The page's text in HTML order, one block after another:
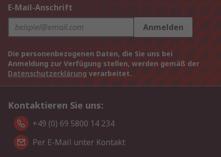
E-Mail-Anschrift
Anmelden
Die personenbezogenen Daten, die Sie uns bei
Anmeldung zur Verfügung stellen, werden gemäß der
Datenschutzerklärung verarbeitet.
Kontaktieren Sie uns:
+49 (0) 69 5800 14 234
Per E-Mail unter Kontakt